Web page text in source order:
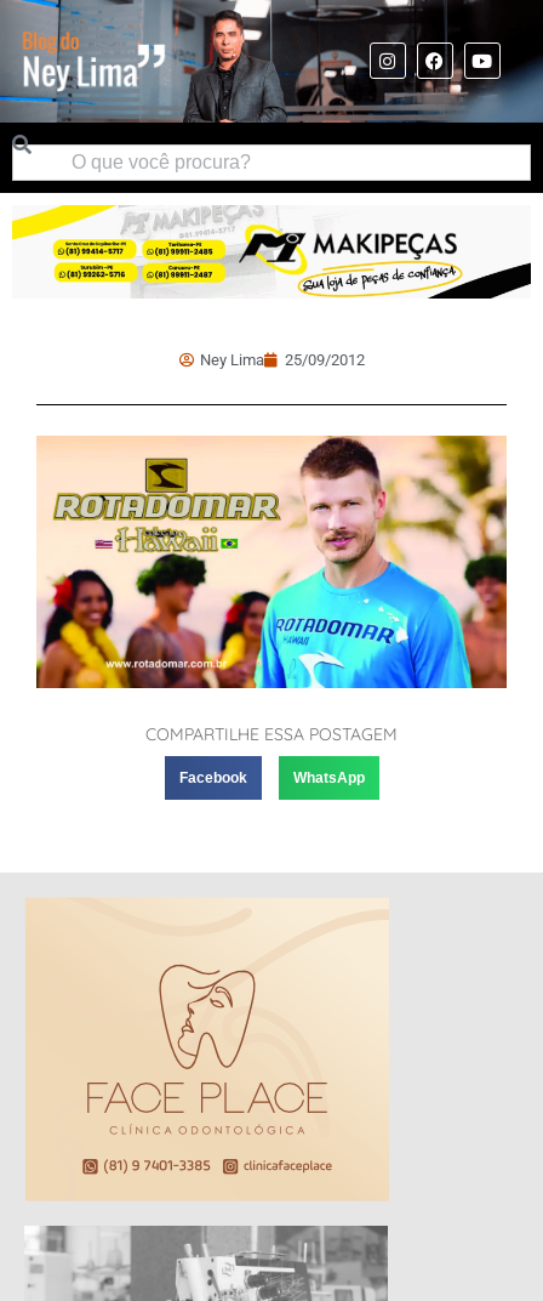
Ney Lima 25/09/2012
COMPARTILHE ESSA POSTAGEM
Facebook WhatsApp